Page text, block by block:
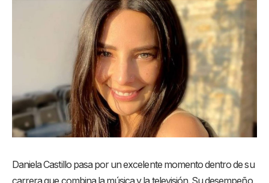
Daniela Castillo pasa por un excelente momento dentro de su
carrera que combina la música y la televisión. Su desempeño